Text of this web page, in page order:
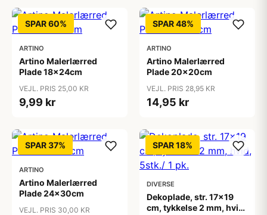
SPAR 60%
ARTINO
Artino Malerlærred
Plade 18x24cm
VEJL. PRIS 25,00 KR
9,99 kr
SPAR 48%
ARTINO
Artino Malerlærred
Plade 20x20cm
VEJL. PRIS 28,95 KR
14,95 kr
SPAR 37%
ARTINO
Artino Malerlærred
Plade 24x30cm
VEJL. PRIS 30,00 KR
SPAR 18%
DIVERSE
Dekoplade, str. 17x19
cm, tykkelse 2 mm, hvid,